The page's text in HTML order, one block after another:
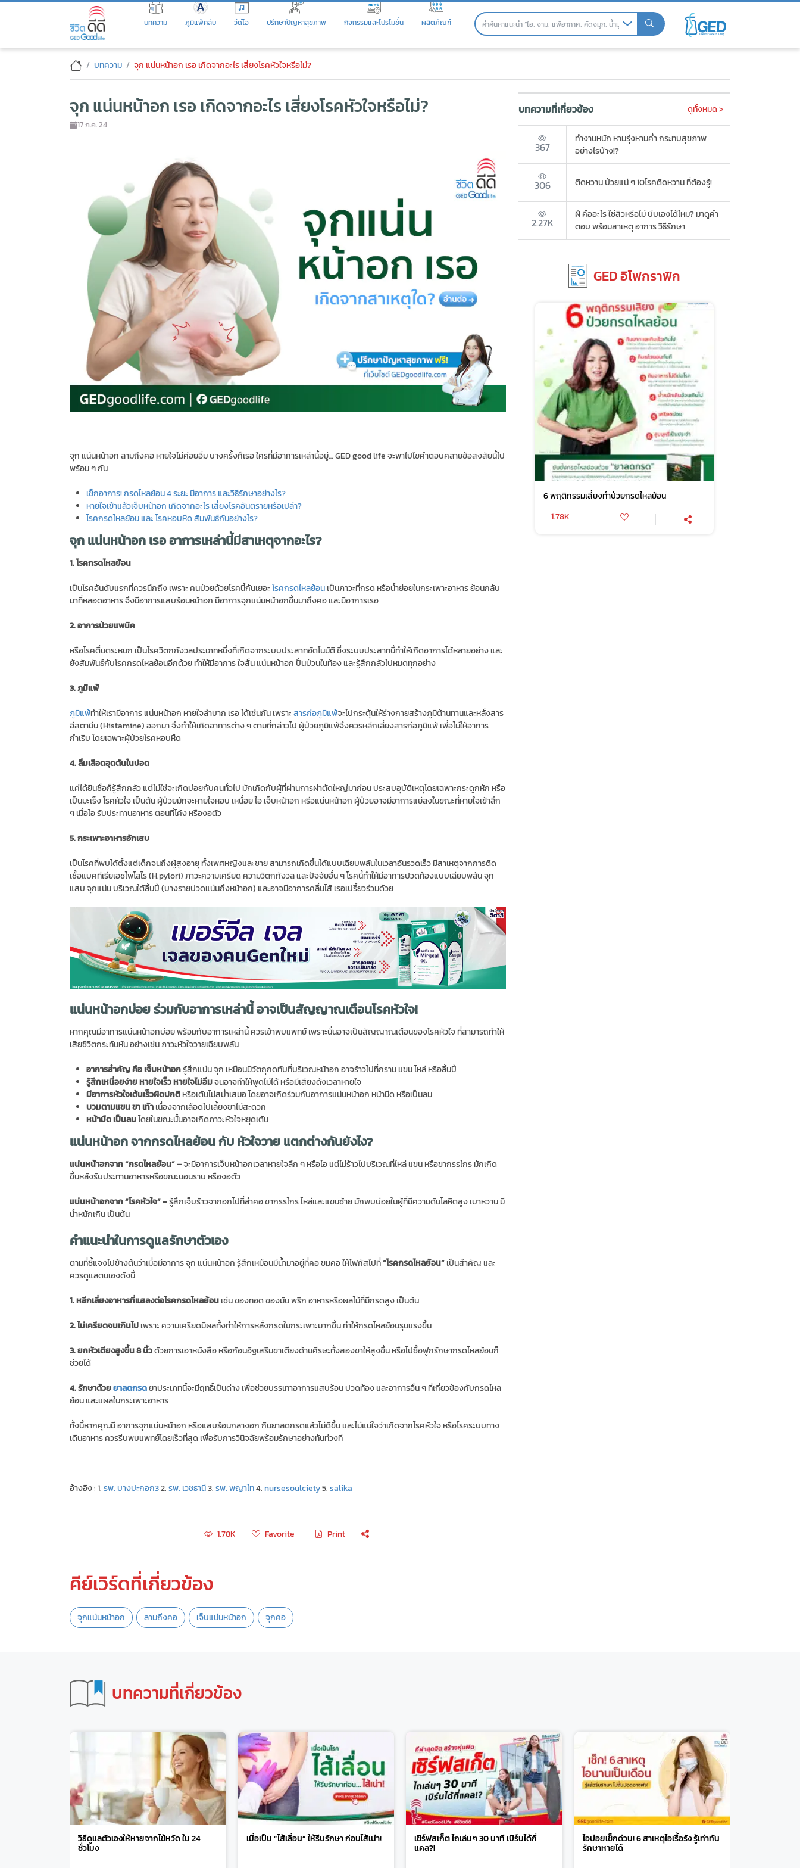
Skip
บทความ ภูมิแพ้คลับ วีดีโอ ปรึกษาปัญหาสุขภาพ กิจกรรมและโปรโมชั่น ผลิตภัณฑ์
จุก แน่นหน้าอก เรอ เกิดจากอะไร เสี่ยงโรคหัวใจหรือไม่?
บทความ จุก แน่นหน้าอก เรอ เกิดจากอะไร เสี่ยงโรคหัวใจหรือไม่?
จุก แน่นหน้าอก เรอ เกิดจากอะไร เสี่ยงโรคหัวใจหรือไม่?
17 ก.ค. 24
จุก แน่นหน้าอก ลามถึงคอ หายใจไม่ค่อยอิ่ม บางครั้งก็เรอ ใครที่มีอาการเหล่านี้อยู่… GED good life จะพาไปไขคำตอบคลายข้อสงสัยนี้ไป
พร้อม ๆ กัน
เช็กอาการ! กรดไหลย้อน 4 ระยะ มีอาการ และวิธีรักษาอย่างไร?
หายใจเข้าแล้วเจ็บหน้าอก เกิดจากอะไร เสี่ยงโรคอันตรายหรือเปล่า?
โรคกรดไหลย้อน และ โรคหอบหืด สัมพันธ์กันอย่างไร?
จุก แน่นหน้าอก เรอ อาการเหล่านี้มีสาเหตุจากอะไร?
1. โรคกรดไหลย้อน
เป็นโรคอันดับแรกที่ควรนึกถึง เพราะ คนป่วยด้วยโรคนี้กันเยอะ โรคกรดไหลย้อน เป็นภาวะที่กรด หรือน้ำย่อยในกระเพาะอาหาร ย้อนกลับ
มาที่หลอดอาหาร จึงมีอาการแสบร้อนหน้าอก มีอาการจุกแน่นหน้าอกขึ้นมาถึงคอ และมีอาการเรอ
2. อาการป่วยแพนิค
หรือโรคตื่นตระหนก เป็นโรควิตกกังวลประเภทหนึ่งที่เกิดจากระบบประสาทอัตโนมัติ ซึ่งระบบประสาทนี้ทำให้เกิดอาการได้หลายอย่าง และ
ยังสัมพันธ์กับโรคกรดไหลย้อนอีกด้วย ทำให้มีอาการ ใจสั่น แน่นหน้าอก ปั่นป่วนในท้อง และรู้สึกกลัวไปหมดทุกอย่าง
3. ภูมิแพ้
ภูมิแพ้ทำให้เรามีอาการ แน่นหน้าอก หายใจลำบาก เรอ ได้เช่นกัน เพราะ สารก่อภูมิแพ้จะไปกระตุ้นให้ร่างกายสร้างภูมิต้านทานและหลั่งสาร
ฮีสตามีน (Histamine) ออกมา จึงทำให้เกิดอาการต่าง ๆ ตามที่กล่าวไป ผู้ป่วยภูมิแพ้จึงควรหลีกเลี่ยงสารก่อภูมิแพ้ เพื่อไม่ให้อาการ
กำเริบ โดยเฉพาะผู้ป่วยโรคหอบหืด
4. ลิ่มเลือดอุดตันในปอด
แค่ได้ยินชื่อก็รู้สึกกลัว แต่ไม่ใช่จะเกิดบ่อยกับคนทั่วไป มักเกิดกับผู้ที่ผ่านการผ่าตัดใหญ่มาก่อน ประสบอุบัติเหตุโดยเฉพาะกระดูกหัก หรือ
เป็นมะเร็ง โรคหัวใจ เป็นต้น ผู้ป่วยมักจะหายใจหอบ เหนื่อย ไอ เจ็บหน้าอก หรือแน่นหน้าอก ผู้ป่วยอาจมีอาการแย่ลงในขณะที่หายใจเข้าลึก
ๆ เมื่อไอ รับประทานอาหาร ตอนที่โค้ง หรืองอตัว
5. กระเพาะอาหารอักเสบ
เป็นโรคที่พบได้ตั้งแต่เด็กจนถึงผู้สูงอายุ ทั้งเพศหญิงและชาย สามารถเกิดขึ้นได้แบบเฉียบพลันในเวลาอันรวดเร็ว มีสาเหตุจากการติด
เชื้อแบคทีเรียเอชไพโลไร (H.pylori) ภาวะความเครียด ความวิตกกังวล และปัจจัยอื่น ๆ โรคนี้ทำให้มีอาการปวดท้องแบบเฉียบพลัน จุก
แสบ จุกแน่น บริเวณใต้ลิ้นปี่ (บางรายปวดแน่นถึงหน้าอก) และอาจมีอาการคลื่นไส้ เรอเปรี้ยวร่วมด้วย
แน่นหน้าอกบ่อย ร่วมกับอาการเหล่านี้ อาจเป็นสัญญาณเตือนโรคหัวใจ!
หากคุณมีอาการแน่นหน้าอกบ่อย พร้อมกับอาการเหล่านี้ ควรเข้าพบแพทย์ เพราะนั่นอาจเป็นสัญญาณเตือนของโรคหัวใจ ที่สามารถทำให้
เสียชีวิตกระทันหัน อย่างเช่น ภาวะหัวใจวายเฉียบพลัน
อาการสำคัญ คือ เจ็บหน้าอกรู้สึกแน่น จุก เหมือนมีวัตถุกดทับที่บริเวณหน้าอก อาจร้าวไปที่กราม แขน ไหล่ หรือลิ้นปี่
รู้สึกเหนื่อยง่าย หายใจเร็วหายใจไม่อิ่มจนอาจทำให้พูดไม่ได้ หรือมีเสียงดังเวลาหายใจ
มีอาการหัวใจเต้นเร็วผิดปกติ หรือเต้นไม่สม่ำเสมอ โดยอาจเกิดร่วมกับอาการแน่นหน้าอก หน้ามืด หรือเป็นลม
บวมตามแขน ขา เท้า เนื่องจากเลือดไปเลี้ยงขาไม่สะดวก
หน้ามืด เป็นลมโดยในขณะนั้นอาจเกิดภาวะหัวใจหยุดเต้น
แน่นหน้าอก จากกรดไหลย้อน กับ หัวใจวาย แตกต่างกันยังไง?
แน่นหน้าอกจาก “กรดไหลย้อน” –จะมีอาการเจ็บหน้าอกเวลาหายใจลึก ๆ หรือไอ แต่ไม่ร้าวไปบริเวณที่ไหล่ แขน หรือขากรรไกร มักเกิด
ขึ้นหลังรับประทานอาหารหรือขณะนอนราบ หรืองอตัว
แน่นหน้าอกจาก “โรคหัวใจ” –รู้สึกเจ็บร้าวจากอกไปที่ลำคอ ขากรรไกร ไหล่และแขนซ้าย มักพบบ่อยในผู้ที่มีความดันโลหิตสูง เบาหวาน มี
น้ำหนักเกิน เป็นต้น
คำแนะนำในการดูแลรักษาตัวเอง
ตามที่ชี้แจงไปข้างต้นว่าเมื่อมีอาการ จุก แน่นหน้าอก รู้สึกเหมือนมีน้ำมาอยู่ที่คอ ขมคอ ให้โฟกัสไปที่“โรคกรดไหลย้อน” เป็นสำคัญ และ
ควรดูแลตนเองดังนี้
1. หลีกเลี่ยงอาหารที่แสลงต่อโรคกรดไหลย้อน เช่น ของทอด ของมัน พริก อาหารหรือผลไม้ที่มีกรดสูง เป็นต้น
2. ไม่เครียดจนเกินไป เพราะ ความเครียดมีผลทั้งทำให้การหลั่งกรดในกระเพาะมากขึ้น ทำให้กรดไหลย้อนรุนแรงขึ้น
3. ยกหัวเตียงสูงขึ้น 8 นิ้วด้วยการเอาหนังสือ หรือก้อนอิฐเสริมขาเตียงด้านศีรษะทั้งสองขาให้สูงขึ้น หรือไปซื้อฟูกรักษากรดไหลย้อนก็
ช่วยได้
4. รักษาด้วยยาลดกรดยาประเภทนี้จะมีฤทธิ์เป็นด่าง เพื่อช่วยบรรเทาอาการแสบร้อน ปวดท้อง และอาการอื่น ๆ ที่เกี่ยวข้องกับกรดไหล
ย้อน และแผลในกระเพาะอาหาร
ทั้งนี้หากคุณมี อาการจุกแน่นหน้าอก หรือแสบร้อนกลางอก กินยาลดกรดแล้วไม่ดีขึ้น และไม่แน่ใจว่าเกิดจากโรคหัวใจ หรือโรคระบบทาง
เดินอาหาร ควรรีบพบแพทย์โดยเร็วที่สุด เพื่อรับการวินิจฉัยพร้อมรักษาอย่างทันท่วงที
อ้างอิง : 1. รพ. บางปะกอก32. รพ. เวชธานี3. รพ. พญาไท4. nursesoulciety5. salika
1.78K Favorite Print
คีย์เวิร์ดที่เกี่ยวข้อง
จุกแน่นหน้าอก ลามถึงคอ เจ็บแน่นหน้าอก จุกคอ
บทความที่เกี่ยวข้อง ดูทั้งหมด >
367
ทำงานหนัก หามรุ่งหามค่ำ กระทบสุขภาพ
อย่างไรบ้าง!?
306 ติดหวาน ป่วยแน่ ๆ 10โรคติดหวาน ที่ต้องรู้!
2.27K
ฝี คืออะไร ใช่สิวหรือไม่ บีบเองได้ไหม? มาดูคำ
ตอบ พร้อมสาเหตุ อาการ วิธีรักษา
GED อิโฟกราฟิก
6 พฤติกรรมเสี่ยงทำป่วยกรดไหลย้อน
1.78K
บทความที่เกี่ยวข้อง
วิธีดูแลตัวเองให้หายจากไข้หวัด ใน 24
ชั่วโมง
เมื่อเป็น “ไส้เลื่อน” ให้รีบรักษา ก่อนไส้เน่า!
เซิร์ฟสเก็ต ไถเล่นๆ 30 นาที เบิร์นได้กี่
แคล?!
ไอบ่อยเช็กด่วน! 6 สาเหตุไอเรื้อรัง รู้เท่าทัน
รักษาหายได้